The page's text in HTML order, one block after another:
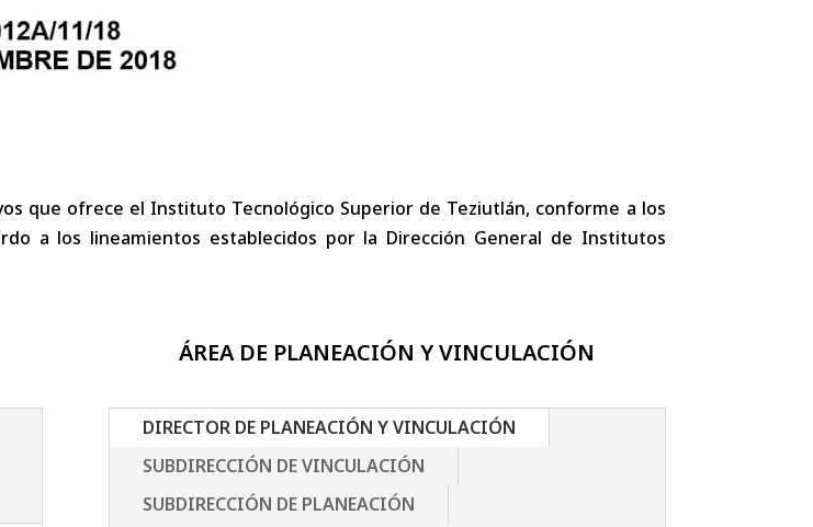
que ofrece el Instituto Tecnológico Superior de Teziutlán, conforme a los
a los lineamientos establecidos por la Dirección General de Institutos
ÁREA DE PLANEACIÓN Y VINCULACIÓN
DIRECTOR DE PLANEACIÓN Y VINCULACIÓN
SUBDIRECCIÓN DE VINCULACIÓN
SUBDIRECCIÓN DE PLANEACIÓN